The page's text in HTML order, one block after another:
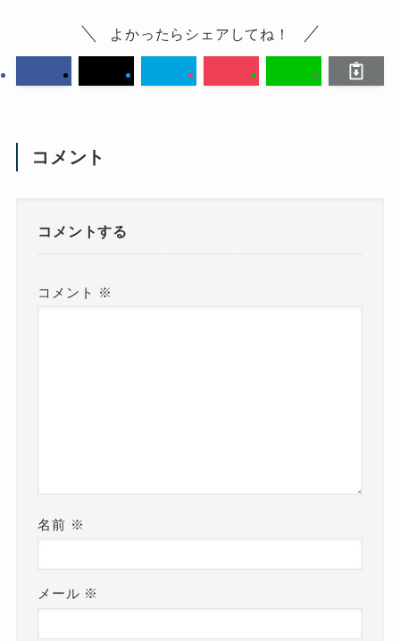
よかったらシェアしてね！
コメント
コメントする
コメント ※
名前 ※
メール ※